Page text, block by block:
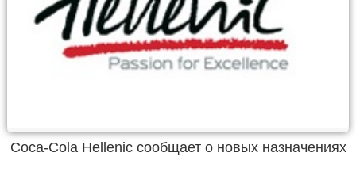
Coca-Cola Hellenic сообщает о новых назначениях